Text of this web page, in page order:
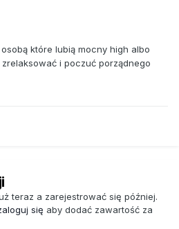
które lubią mocny high albo
i poczuć porządnego
teraz a zarejestrować się później.
się aby dodać zawartość za